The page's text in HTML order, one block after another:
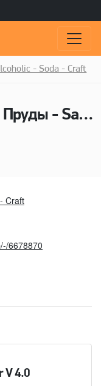
- Soda - Craft
Пиво Чистые Пруды - Samovar Brew
Craft
6678870
V 4.0